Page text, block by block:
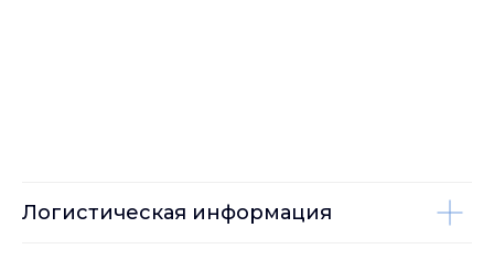
Логистическая информация